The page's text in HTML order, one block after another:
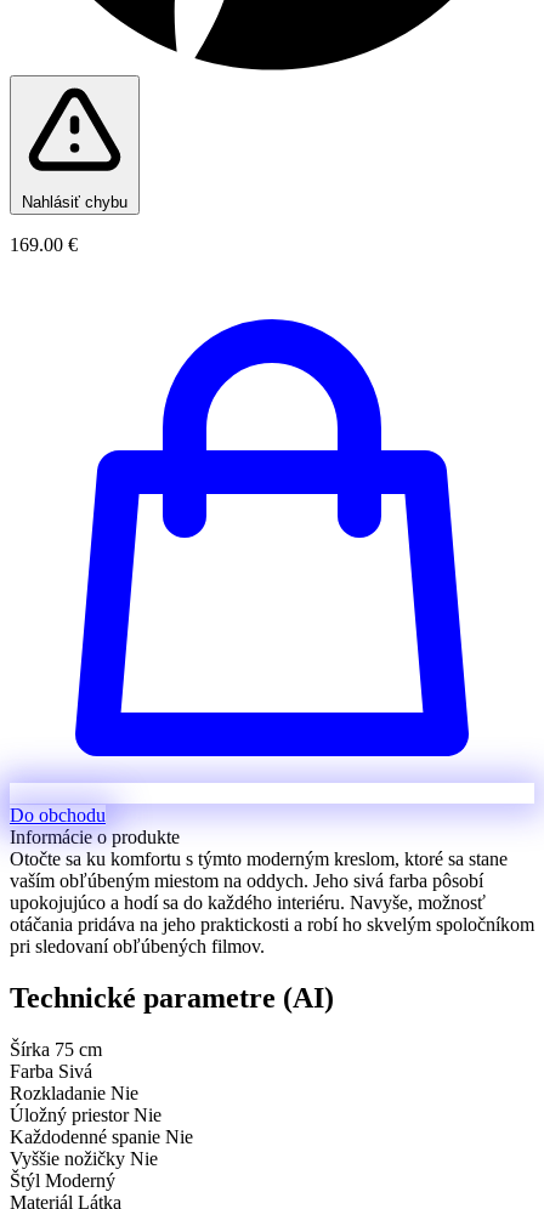
Nahlásiť chybu
169.00 €
Do obchodu
Informácie o produkte
Otočte sa ku komfortu s týmto moderným kreslom, ktoré sa stane
vaším obľúbeným miestom na oddych. Jeho sivá farba pôsobí
upokojujúco a hodí sa do každého interiéru. Navyše, možnosť
otáčania pridáva na jeho praktickosti a robí ho skvelým spoločníkom
pri sledovaní obľúbených filmov.
Technické parametre (AI)
Šírka 75 cm
Farba Sivá
Rozkladanie Nie
Úložný priestor Nie
Každodenné spanie Nie
Vyššie nožičky Nie
Štýl Moderný
Materiál Látka